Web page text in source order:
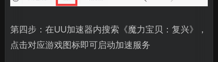
第四步：在UU加速器内搜索《魔力宝贝：复兴》，
点击对应游戏图标即可启动加速服务